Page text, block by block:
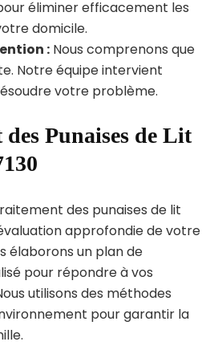
éliminer efficacement les
domicile.
: Nous comprenons que
Notre équipe intervient
votre problème.
Punaises de Lit
des punaises de lit
approfondie de votre
élaborons un plan de
pour répondre à vos
utilisons des méthodes
pour garantir la